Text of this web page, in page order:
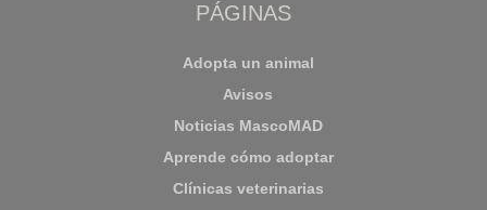
PÁGINAS
Adopta un animal
Avisos
Noticias MascoMAD
Aprende cómo adoptar
Clínicas veterinarias